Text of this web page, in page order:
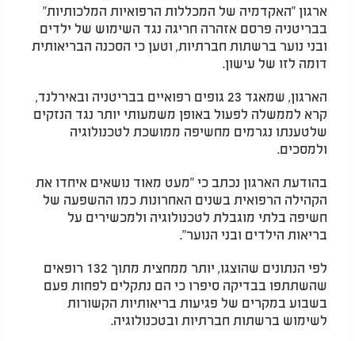
ארגון "האקדמיה של המכללות הרפואיות המלכותיות"
בבריטניה פרסם אזהרה חריגה נגד השימוש של ילדים
ובני נוער ברשתות חברתיות, וטען כי הסכנה הבריאותית
דומה לזו של עישון.
הארגון, שמאגד 23 גופים רפואיים בבריטניה ובאירלנד,
קרא לממשלה לפעול באופן משמעותי יותר נגד הנזקים
שלטענתו נגרמים מחשיפה ממושכת לטכנולוגיה
ולמסכים.
בהודעת הארגון נכתב כי "מעט מאוד נושאים איחדו את
הקהילה הרפואית בשנים האחרונות כמו ההשפעה של
חשיפה בלתי מוגבלת לטכנולוגיה ולמכשירים על
בריאות הילדים ובני הנוער".
לפי הנתונים שהוצגו, יותר ממחצית מתוך 132 רופאים
שהשתתפו בבדיקה סיפרו כי הם נתקלים לפחות פעם
בשבוע במקרים של פגיעות בריאותיות הקשורות
לשימוש ברשתות חברתיות ובטכנולוגיה.